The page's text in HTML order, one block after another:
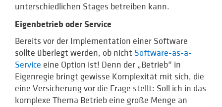
unterschiedlichen Stages betreiben kann.
Eigenbetrieb oder Service
Bereits vor der Implementation einer Software
sollte überlegt werden, ob nicht Software-as-a-
Service eine Option ist! Denn der „Betrieb“ in
Eigenregie bringt gewisse Komplexität mit sich, die
eine Versicherung vor die Frage stellt: Soll ich in das
komplexe Thema Betrieb eine große Menge an